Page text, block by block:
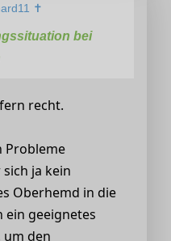
✝
bei
recht.
Probleme
ja kein
Oberhemd in die
ein geeignetes
den